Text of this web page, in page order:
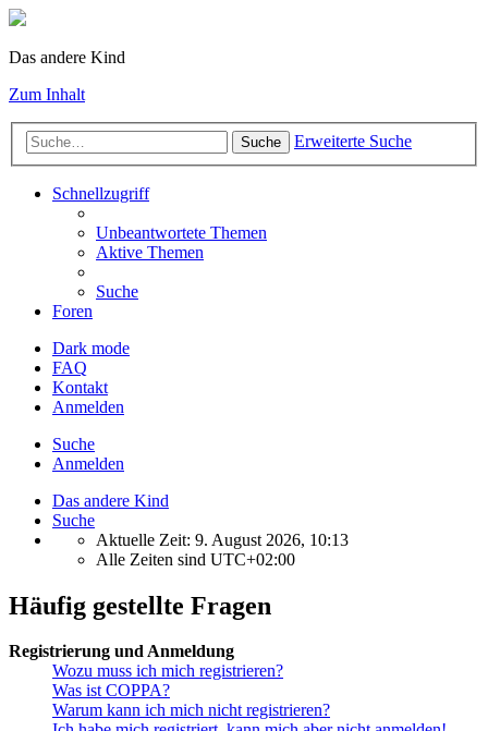
Das andere Kind
Zum Inhalt
Suche Erweiterte Suche
Schnellzugriff
Unbeantwortete Themen
Aktive Themen
Suche
Foren
Dark mode
FAQ
Kontakt
Anmelden
Suche
Anmelden
Das andere Kind
Suche
Aktuelle Zeit: 9. August 2026, 10:13
Alle Zeiten sind UTC+02:00
Häufig gestellte Fragen
Registrierung und Anmeldung
Wozu muss ich mich registrieren?
Was ist COPPA?
Warum kann ich mich nicht registrieren?